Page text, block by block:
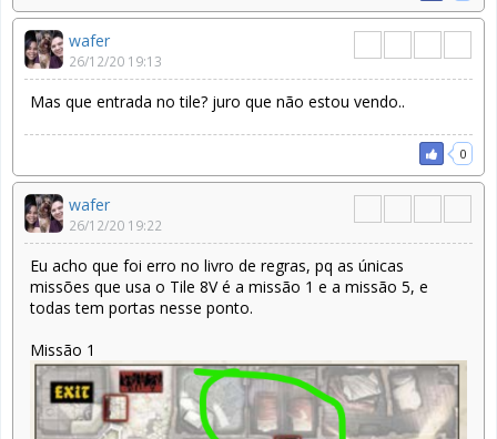
wafer
26/12/20 19:13
Mas que entrada no tile? juro que não estou vendo..
0
wafer
26/12/20 19:22
Eu acho que foi erro no livro de regras, pq as únicas
missões que usa o Tile 8V é a missão 1 e a missão 5, e
todas tem portas nesse ponto.
Missão 1